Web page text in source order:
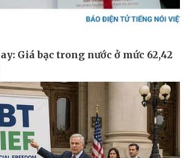
Việt Nam
Phân tích